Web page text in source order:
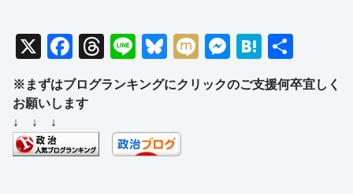
X
F
a
c
b
T
hr
e
d
Li
n
e
Bl
e
y
M
ixi
M
ss
H
at
e
有
※まずはブログランキングにクリックのご支援何卒宜しく
お願いします
↓ ↓ ↓